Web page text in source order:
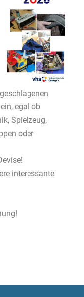
egal ob
Spielzeug,
oder
interessante